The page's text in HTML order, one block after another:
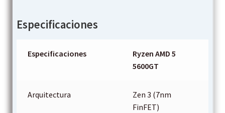
Especificaciones
Especificaciones
Ryzen AMD 5
5600GT
Arquitectura
Zen 3 (7nm
FinFET)